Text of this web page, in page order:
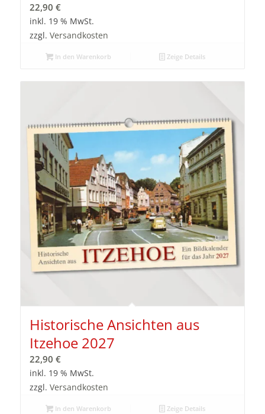
22,90 €
inkl. 19 % MwSt.
zzgl. Versandkosten
In den Warenkorb Zeige Details
Historische Ansichten aus
Itzehoe 2027
22,90 €
inkl. 19 % MwSt.
zzgl. Versandkosten
In den Warenkorb Zeige Details